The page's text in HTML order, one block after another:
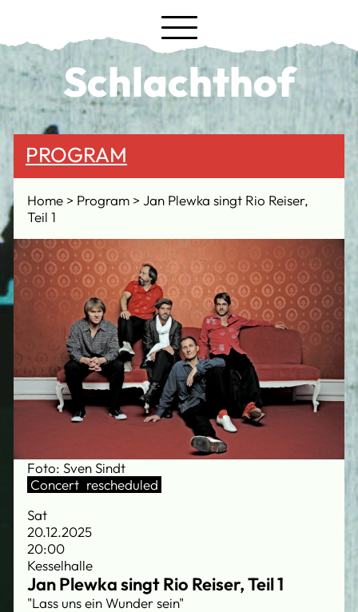
Schlachthof
PROGRAM
Home Program
Jan Plewka singt Rio Reiser,
Teil 1
Foto: Sven Sindt
Concert rescheduled
Sat
20.12.2025
20:00
Kesselhalle
Jan Plewka singt Rio Reiser, Teil 1
"Lass uns ein Wunder sein"